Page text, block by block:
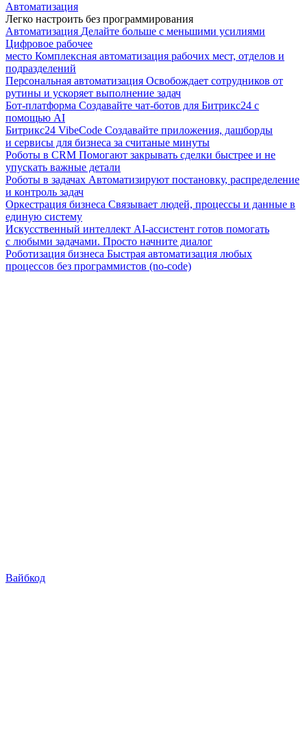
Автоматизация
Легко настроить без программирования
Автоматизация Делайте больше с меньшими усилиями
Цифровое рабочее
место Комплексная автоматизация рабочих мест, отделов и
подразделений
Персональная автоматизация Освобождает сотрудников от
рутины и ускоряет выполнение задач
Бот-платформа Создавайте чат-ботов для Битрикс24 с
помощью AI
Битрикс24 VibeCode Создавайте приложения, дашборды
и сервисы для бизнеса за считаные минуты
Роботы в CRM Помогают закрывать сделки быстрее и не
упускать важные детали
Роботы в задачах Автоматизируют постановку, распределение
и контроль задач
Оркестрация бизнеса Связывает людей, процессы и данные в
единую систему
Искусственный интеллект AI-ассистент готов помогать
с любыми задачами. Просто начните диалог
Роботизация бизнеса Быстрая автоматизация любых
процессов без программистов (no-code)
Вайбкод